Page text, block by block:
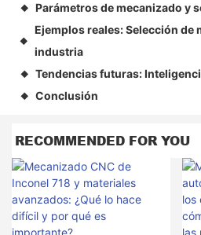
◆ Parámetros de mecanizado y
◆
Ejemplos reales: Selección de
industria
◆ Tendencias futuras:
◆ Conclusión
RECOMMENDED FOR YOU